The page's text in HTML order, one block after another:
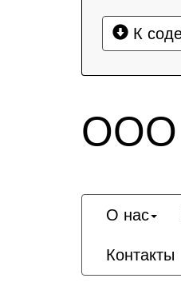
К
ООО
О нас
Контакты